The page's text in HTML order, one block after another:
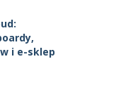
i e-sklep